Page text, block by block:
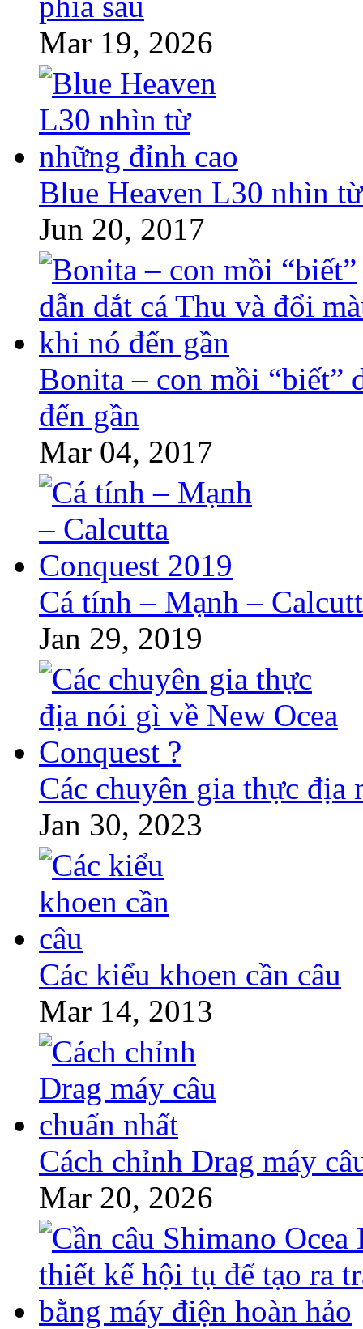
Mar 19, 2026
Blue Heaven L30 nhìn
Jun 20, 2017
Bonita – con mồi “biết”
đến gần
Mar 04, 2017
Cá tính – Mạnh –
Jan 29, 2019
Các chuyên gia thực địa
Jan 30, 2023
Các kiểu khoen cần câu
Mar 14, 2013
Cách chỉnh Drag máy
Mar 20, 2026